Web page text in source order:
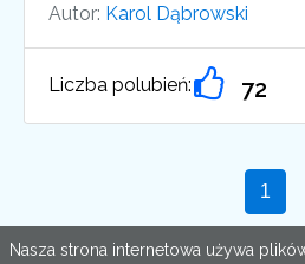
Autor: Karol Dąbrowski
Liczba polubień: 72
Nasza strona internetowa używa